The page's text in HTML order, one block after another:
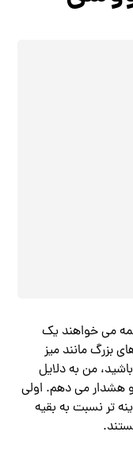
می خواهند یک
بزرگ مانند میز
من به دلایل
هشدار می دهم. اولی
تر نسبت به بقیه